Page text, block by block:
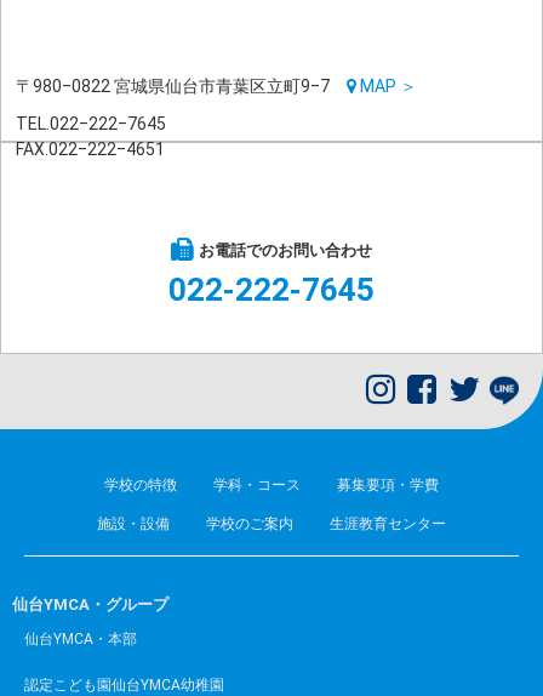
〒980‒0822 宮城県仙台市青葉区立町9‒7
MAP ＞
TEL.022‒222‒7645
FAX.022‒222‒4651
お電話でのお問い合わせ
022-222-7645
学校の特徴 学科・コース 募集要項・学費
施設・設備 学校のご案内 生涯教育センター
仙台YMCA・グループ
仙台YMCA・本部
認定こども園仙台YMCA幼稚園